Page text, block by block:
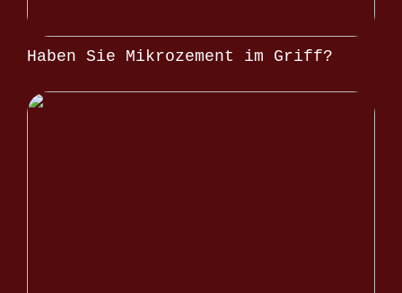
Haben Sie Mikrozement im Griff?